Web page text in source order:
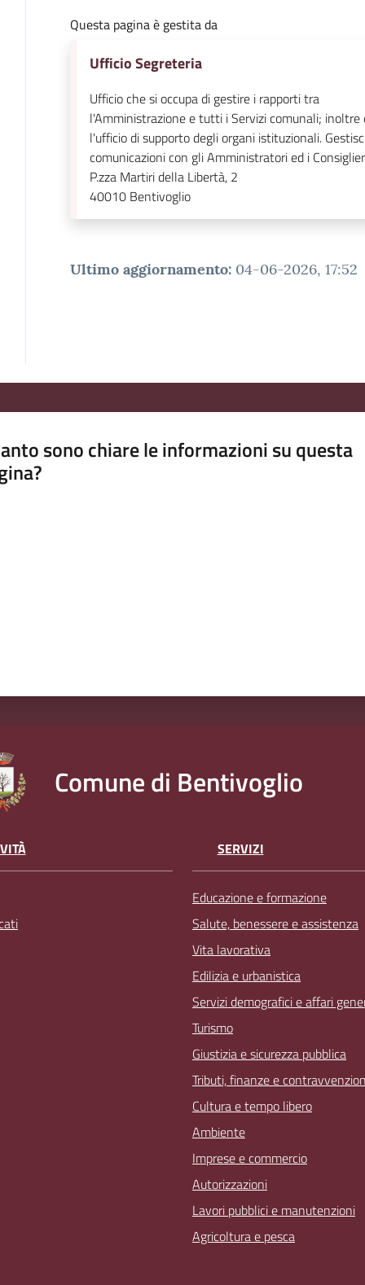
Questa pagina è gestita da
Ufficio Segreteria
Ufficio che si occupa di gestire i rapporti tra
l'Amministrazione e tutti i Servizi comunali; inoltre
l'ufficio di supporto degli organi istituzionali.
comunicazioni con gli Amministratori ed i
P.zza Martiri della Libertà, 2
40010 Bentivoglio
Ultimo aggiornamento: 04-06-2026, 17:52
sono chiare le informazioni su questa
Comune di Bentivoglio
SERVIZI
Educazione e formazione
Salute, benessere e assistenza
Vita lavorativa
Edilizia e urbanistica
Servizi demografici e affari
Turismo
Giustizia e sicurezza pubblica
Tributi, finanze e
Cultura e tempo libero
Ambiente
Imprese e commercio
Autorizzazioni
Lavori pubblici e manutenzioni
Agricoltura e pesca